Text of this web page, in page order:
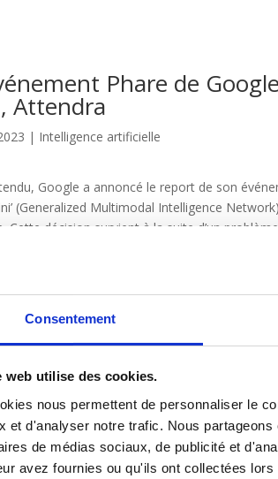
Consentement
web utilise des cookies.
nous permettent de personnaliser le
et d'analyser notre trafic. Nous
de médias sociaux, de publicité et
avez fournies ou qu'ils ont collectées
Phare de
Attendra
| Intelligence artificielle
Google a annoncé le report de son
(Generalized Multimodal Intelligence
Cette décision survient à la suite d’un
conçue par DeepMind pour rivaliser
de l’intelligence artificielle. Ce modèle
Bard, le chatbot de Google spécialisé
été menés avec un nombre limité
hivernal ambitieux.
ont émergé, notamment avec la gestion
les défis persistants dans le développement
de Google, à annuler plusieurs
règne chez Google. Demis